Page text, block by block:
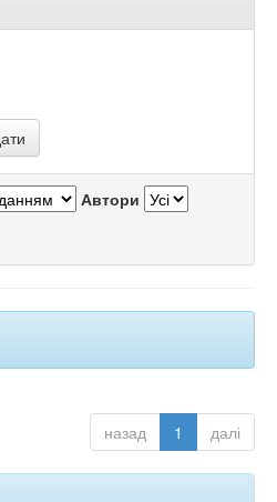
Автори
назад 1 далі